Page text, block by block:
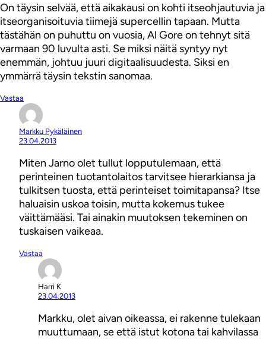
On täysin selvää, että aikakausi on kohti itseohjautuvia ja
itseorganisoituvia tiimejä supercellin tapaan. Mutta
tästähän on puhuttu on vuosia, Al Gore on tehnyt sitä
varmaan 90 luvulta asti. Se miksi näitä syntyy nyt
enemmän, johtuu juuri digitaalisuudesta. Siksi en
ymmärrä täysin tekstin sanomaa.
Vastaa
Markku Pykäläinen
23.04.2013
Miten Jarno olet tullut lopputulemaan, että
perinteinen tuotantolaitos tarvitsee hierarkiansa ja
tulkitsen tuosta, että perinteiset toimitapansa? Itse
haluaisin uskoa toisin, mutta kokemus tukee
väittämääsi. Tai ainakin muutoksen tekeminen on
tuskaisen vaikeaa.
Vastaa
Harri K
23.04.2013
Markku, olet aivan oikeassa, ei rakenne tulekaan
muuttumaan, se että istut kotona tai kahvilassa